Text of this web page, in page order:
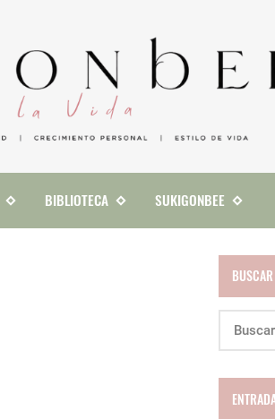
BIBLIOTECA SUKIGONBEE
BUSCAR